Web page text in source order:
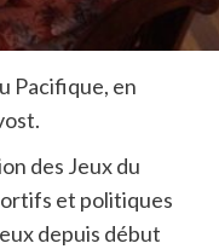
Pacifique, en
des Jeux du
et politiques
depuis début